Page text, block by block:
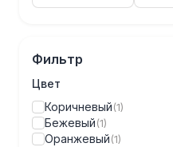
Фильтр
Цвет
Коричневый(1)
Бежевый(1)
Оранжевый(1)